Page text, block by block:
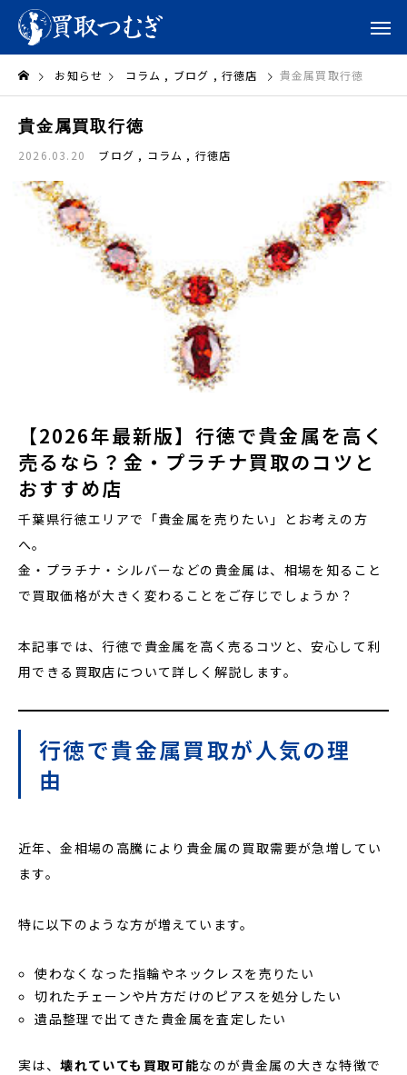
お知らせ コラム ブログ 行徳店 貴金属買取行徳
貴金属買取行徳
2026.03.20 ブログ コラム 行徳店
【2026年最新版】行徳で貴金属を高く
売るなら？金・プラチナ買取のコツと
おすすめ店
千葉県行徳エリアで「貴金属を売りたい」とお考えの方
へ。
金・プラチナ・シルバーなどの貴金属は、相場を知ること
で買取価格が大きく変わることをご存じでしょうか？
本記事では、行徳で貴金属を高く売るコツと、安心して利
用できる買取店について詳しく解説します。
行徳で貴金属買取が人気の理
由
近年、金相場の高騰により貴金属の買取需要が急増してい
ます。
特に以下のような方が増えています。
使わなくなった指輪やネックレスを売りたい
切れたチェーンや片方だけのピアスを処分したい
遺品整理で出てきた貴金属を査定したい
実は、壊れていても買取可能なのが貴金属の大きな特徴で